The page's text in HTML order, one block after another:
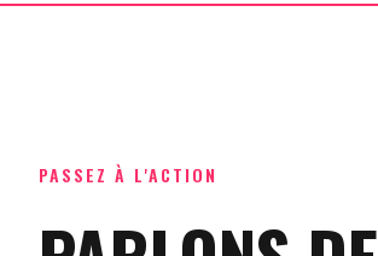
PASSEZ À L'ACTION